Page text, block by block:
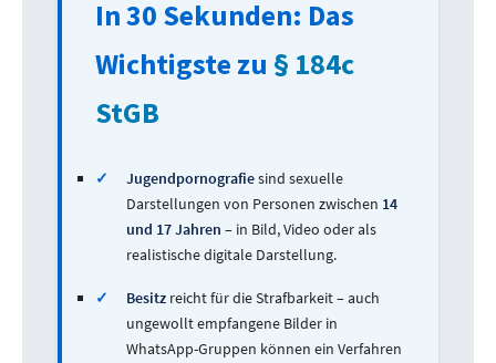
In 30 Sekunden: Das
Wichtigste zu § 184c
StGB
✓ Jugendpornografiesind sexuelle
Darstellungen von Personen zwischen 14
und 17 Jahren – in Bild, Video oder als
realistische digitale Darstellung.
✓ Besitz reicht für die Strafbarkeit – auch
ungewollt empfangene Bilder in
WhatsApp-Gruppen können ein Verfahren